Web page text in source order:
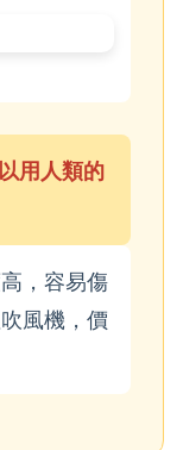
用人類的
，容易傷
風機，價